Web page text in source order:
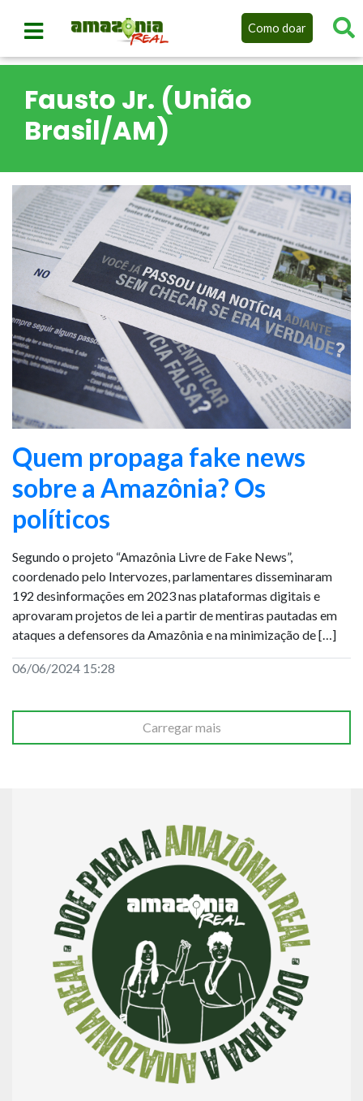
Como doar
Fausto Jr. (União
Brasil/AM)
Quem propaga fake news
sobre a Amazônia? Os
políticos
Segundo o projeto “Amazônia Livre de Fake News”,
coordenado pelo Intervozes, parlamentares disseminaram
192 desinformações em 2023 nas plataformas digitais e
aprovaram projetos de lei a partir de mentiras pautadas em
ataques a defensores da Amazônia e na minimização de […]
06/06/2024 15:28
Carregar mais